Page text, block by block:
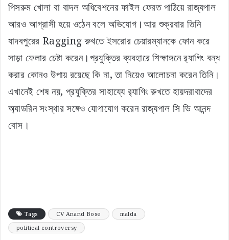
পিসরুম খোলা বা বাদল অধিবেশনের ফাইল ফেরত পাঠিয়ে রাজ্যপাল
আরও আগ্রাসী হয়ে ওঠেন বলে অভিযোগ।আর শুক্রবার তিনি
যাদবপুরের Ragging রুখতে ইসরোর চেয়ারম্যানকে ফোন করে
সাড়া ফেলার চেষ্টা করেন।প্রযুক্তির ব্যবহারে শিক্ষাঙ্গনে ব়্যাগিং বন্ধ
করার কোনও উপায় রয়েছে কি না, তা নিয়েও আলোচনা করেন তিনি।
এখানেই শেষ নয়, প্রযুক্তির সাহায্যে র‍্যাগিং রুখতে হায়দরাবাদের
অ্যাডরিন সংস্থার সঙ্গেও যোগাযোগ করেন রাজ্যপাল সি ভি আনন্দ
বোস।
Tags CV Anand Bose
malda
political controversy